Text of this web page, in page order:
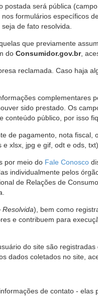
será pública
formulários específicos
de fato resolvida.
que previamente
do Consumidor.gov.br,
reclamada. Caso haja
complementares
sido prestado. Os
público, por isso
de pagamento, nota fiscal,
xlsx, jpg e gif, odt e ods,
por meio do Fale Conosco
individualmente pelos
de Relações de
Resolvida), bem como
e contribuem para
do site são
dados coletados no site,
de contato -